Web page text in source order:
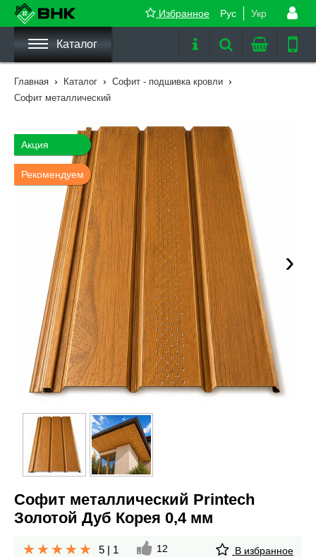
Рус Укр
Избранное
Каталог
Главная › Каталог › Софит - подшивка кровли ›
Софит металлический
›
Акция
Рекомендуем
Софит металлический Printech
Золотой Дуб Корея 0,4 мм
5 | 1 12 В избранное